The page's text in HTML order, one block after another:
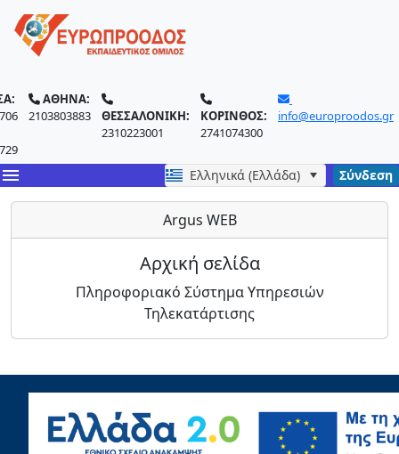
ΑΘΗΝΑ:
2103803883
ΘΕΣΣΑΛΟΝΙΚΗ:
2310223001
ΚΟΡΙΝΘΟΣ:
2741074300
info@europroodos.gr
menu Ελληνικά (Ελλάδα) Σύνδεση
Argus WEB
Αρχική σελίδα
Πληροφοριακό Σύστημα Υπηρεσιών
Τηλεκατάρτισης